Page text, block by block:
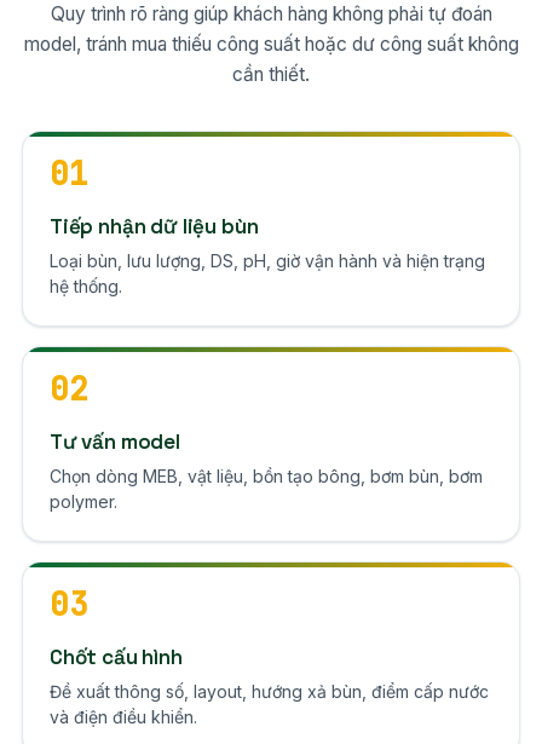
Quy trình rõ ràng giúp khách hàng không phải tự đoán
model, tránh mua thiếu công suất hoặc dư công suất không
cần thiết.
01
Tiếp nhận dữ liệu bùn
Loại bùn, lưu lượng, DS, pH, giờ vận hành và hiện trạng
hệ thống.
02
Tư vấn model
Chọn dòng MEB, vật liệu, bồn tạo bông, bơm bùn, bơm
polymer.
03
Chốt cấu hình
Đề xuất thông số, layout, hướng xả bùn, điểm cấp nước
và điện điều khiển.